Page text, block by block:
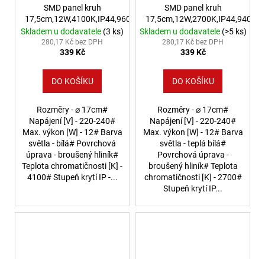
SMD panel kruh
17,5cm,12W,4100K,IP44,960lm
Skladem u dodavatele (3 ks)
280,17 Kč bez DPH
339 Kč
DO KOŠÍKU
Rozměry - ⌀ 17cm#
Napájení [V] - 220-240#
Max. výkon [W] - 12# Barva
světla - bílá# Povrchová
úprava - broušený hliník#
Teplota chromatičnosti [K] -
4100# Stupeň krytí IP -...
SMD panel kruh
17,5cm,12W,2700K,IP44,940lm
Skladem u dodavatele (>5 ks)
280,17 Kč bez DPH
339 Kč
DO KOŠÍKU
Rozměry - ⌀ 17cm#
Napájení [V] - 220-240#
Max. výkon [W] - 12# Barva
světla - teplá bílá#
Povrchová úprava -
broušený hliník# Teplota
chromatičnosti [K] - 2700#
Stupeň krytí IP...